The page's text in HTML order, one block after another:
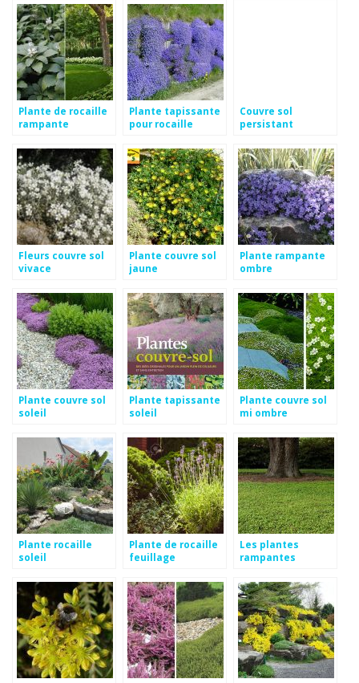
Plante de rocaille
rampante
Plante tapissante
pour rocaille
Couvre sol
persistant
Fleurs couvre sol
vivace
Plante couvre sol
jaune
Plante rampante
ombre
Plante couvre sol
soleil
Plante tapissante
soleil
Plante couvre sol
mi ombre
Plante rocaille
soleil
Plante de rocaille
feuillage
Les plantes
rampantes